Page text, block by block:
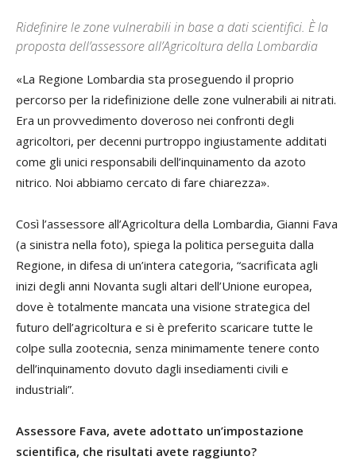
Ridefinire le zone vulnerabili in base a dati scientifici. È la
proposta dell’assessore all’Agricoltura della Lombardia
«La Regione Lombardia sta proseguendo il proprio
percorso per la ridefinizione delle zone vulnerabili ai nitrati.
Era un provvedimento doveroso nei confronti degli
agricoltori, per decenni purtroppo ingiustamente additati
come gli unici responsabili dell’inquinamento da azoto
nitrico. Noi abbiamo cercato di fare chiarezza».
Così l’assessore all’Agricoltura della Lombardia, Gianni Fava
(a sinistra nella foto), spiega la politica perseguita dalla
Regione, in difesa di un’intera categoria, “sacrificata agli
inizi degli anni Novanta sugli altari dell’Unione europea,
dove è totalmente mancata una visione strategica del
futuro dell’agricoltura e si è preferito scaricare tutte le
colpe sulla zootecnia, senza minimamente tenere conto
dell’inquinamento dovuto dagli insediamenti civili e
industriali”.
Assessore Fava, avete adottato un’impostazione
scientifica, che risultati avete raggiunto?